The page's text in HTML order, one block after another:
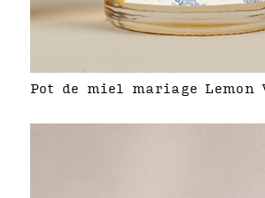
Pot de miel mariage Lemon